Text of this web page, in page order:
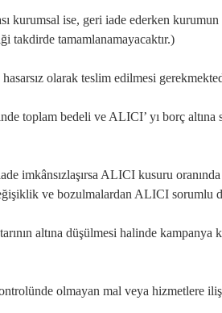
ise, geri iade ederken
takdirde tamamlanamayacaktır.)
olarak teslim edilmesi
toplam bedeli ve ALICI’ yı borç
imkânsızlaşırsa ALICI kusuru
ve bozulmalardan ALICI sorumlu
altına düşülmesi halinde kampanya
olmayan mal veya hizmetlere